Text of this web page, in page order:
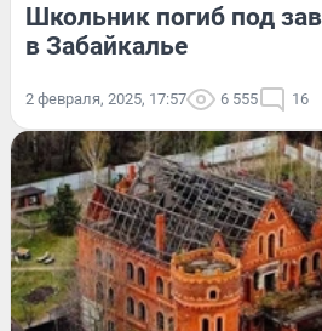
Школьник погиб под
в Забайкалье
2 февраля, 2025, 17:57 6 555 16